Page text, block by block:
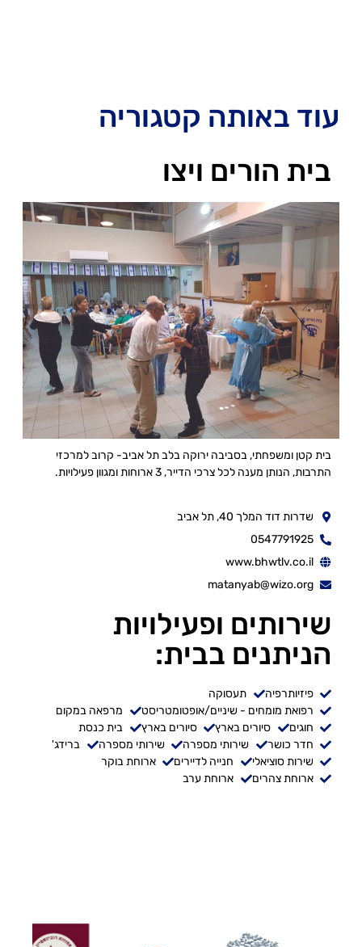
עוד באותה קטגוריה
בית הורים ויצו
בית קטן ומשפחתי, בסביבה ירוקה בלב תל אביב- קרוב למרכזי
התרבות, הנותן מענה לכל צרכי הדייר, 3 ארוחות ומגוון פעילויות.
שדרות דוד המלך 40, תל אביב
0547791925
www.bhwtlv.co.il
matanyab@wizo.org
שירותים ופעילויות
הניתנים בבית:
פיזיותרפיה
תעסוקה
רפואת מומחים - שיניים/אופטומטריסט
מרפאה במקום
חוגים
סיורים בארץ סיורים בארץ
בית כנסת
חדר כושר
שירותי מספרה שירותי מספרה
ברידג'
שירות סוציאלי
חנייה לדיירים
ארוחת בוקר
ארוחת צהרים
ארוחת ערב